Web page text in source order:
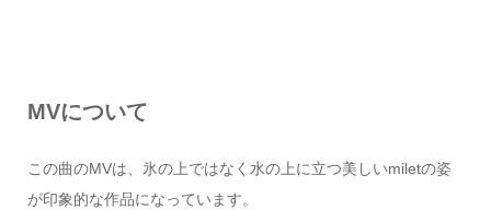
MVについて
この曲のMVは、氷の上ではなく水の上に立つ美しいmiletの姿
が印象的な作品になっています。